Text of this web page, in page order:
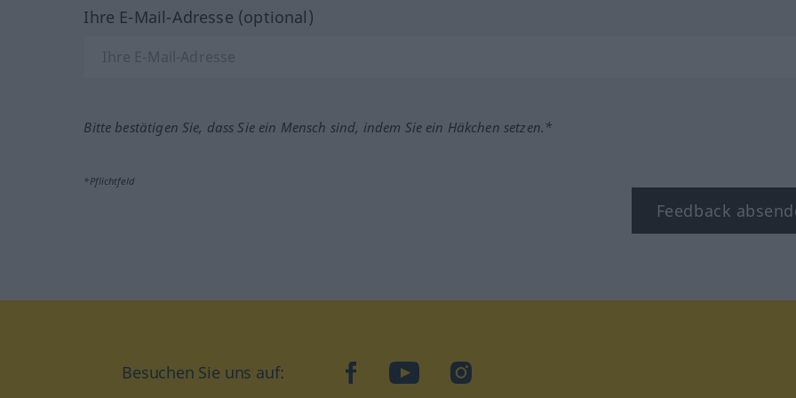
Ihre E-Mail-Adresse (optional)
Bitte bestätigen Sie, dass Sie ein Mensch sind, indem Sie ein Häkchen setzen.*
*Pflichtfeld
Feedback
Besuchen Sie uns auf: facebookYouTubeInstagram